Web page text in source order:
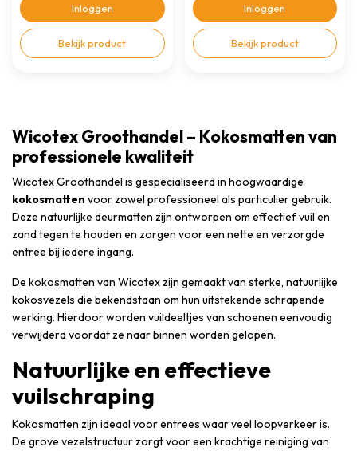
Inloggen
Bekijk product
Inloggen
Bekijk product
Wicotex Groothandel – Kokosmatten van
professionele kwaliteit
Wicotex Groothandel is gespecialiseerd in hoogwaardige
kokosmatten voor zowel professioneel als particulier gebruik.
Deze natuurlijke deurmatten zijn ontworpen om effectief vuil en
zand tegen te houden en zorgen voor een nette en verzorgde
entree bij iedere ingang.
De kokosmatten van Wicotex zijn gemaakt van sterke, natuurlijke
kokosvezels die bekendstaan om hun uitstekende schrapende
werking. Hierdoor worden vuildeeltjes van schoenen eenvoudig
verwijderd voordat ze naar binnen worden gelopen.
Natuurlijke en effectieve
vuilschraping
Kokosmatten zijn ideaal voor entrees waar veel loopverkeer is.
De grove vezelstructuur zorgt voor een krachtige reiniging van